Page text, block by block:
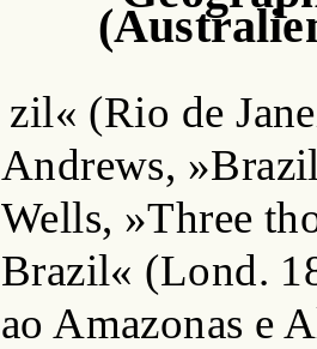
zil« (Rio de
Andrews,
Wells, »Three
Brazil« (Lond.
ao Amazonas e